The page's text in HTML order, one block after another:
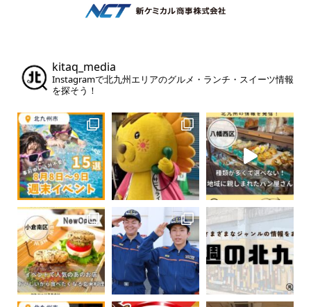
kitaq_media
Instagramで北九州エリアのグルメ・ランチ・スイーツ情報
を探そう！